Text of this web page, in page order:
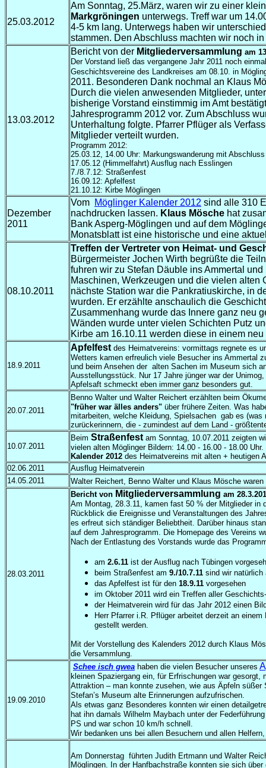
25.03.2012
Am Sonntag, 25.März, waren wir zu einer
Markgröningen unterwegs. Treff war um
4-5 km lang. Unterwegs haben wir
stammen. Den Abschluss machten wir noch
13.03.2012
Bericht von der Mitgliederversammlung am
Der Vorstand ließ das vergangene Jahr 2011 noch
Geschichtsvereine des Landkreises am 08.10. in
2011. Besonderen Dank nochmal an Klaus
Durch die vielen anwesenden Mitglieder,
bisherige Vorstand einstimmig im Amt
Jahresprogramm 2012 vor. Zum Abschluss
Unterhaltung folgte. Pfarrer Pflüger als
Mitglieder verteilt wurden.
Programm 2012:
25.03.12, 14.00 Uhr: Markungswanderung mit
17.05.12 (Himmelfahrt) Ausflug nach Esslingen
7./8.7.12: Straßenfest
16.09.12: Apfelfest
21.10.12: Kirbe Möglingen
Dezember
2011
Vom Möglinger Kalender 2012 sind alle 310
nachdrucken lassen. Klaus Mösche hat
Bank Asperg-Möglingen und auf dem
Monatsblatt ist eine historische und eine
08.10.2011
Treffen der Vertreter von Heimat- und
Bürgermeister Jochen Wirth begrüßte die
fuhren wir zu Stefan Däuble ins Ammertal
Maschinen, Werkzeugen und die vielen alten
nächste Station war die Pankratiuskirche, in
wurden. Er erzählte anschaulich die
Zusammenhang wurde das Innere ganz neu
Wänden wurde unter vielen Schichten Putz
Kirbe am 16.10.11 werden diese in einem
18.9.2011
Apfelfest des Heimatvereins: vormittags regnete es
Wetters kamen erfreulich viele Besucher ins Ammertal
und beim Ansehen der alten Sachen im Museum sich
Ausstellungsstück. Nur 17 Jahre jünger war der
Apfelsaft schmeckt eben immer ganz besonders gut.
20.07.2011
Benno Walter und Walter Reichert erzählten beim
"früher war älles anders" über frühere Zeiten. Was
mitarbeiten, welche Kleidung, Spielsachen gab es
zurückerinnern, die - zumindest auf dem Land -
10.07.2011
Beim Straßenfest am Sonntag, 10.07.2011 zeigten
vielen alten Möglinger Bildern: 14.00 - 16.00 - 18.00
Kalender 2012 des Heimatvereins mit alten + heutigen
02.06.2011
Ausflug Heimatverein
14.05.2011
Walter Reichert, Benno Walter und Klaus Mösche waren
28.03.2011
Bericht von Mitgliederversammlung am 28.3
Am Montag, 28.3.11, kamen fast 50 % der Mitglieder in
Rückblick die Ereignisse und Veranstaltungen des
es erfreut sich ständiger Beliebtheit. Darüber hinaus
auf dem Jahresprogramm. Die Homepage des Vereins
Nach der Entlastung des Vorstands wurde das
am 2.6.11 ist der Ausflug nach Tübingen
beim Straßenfest am 9./10.7.11 sind wir natürlich
das Apfelfest ist für den 18.9.11 vorgesehen
im Oktober 2011 wird ein Treffen aller
der Heimatverein wird für das Jahr 2012 einen
Herr Pfarrer i.R. Pflüger arbeitet derzeit an
gestellt werden.
Mit der Vorstellung des Kalenders 2012 durch Klaus
die Versammlung.
19.09.2010
Schee isch gwea haben die vielen Besucher unseres
kleinen Spaziergang ein, für Erfrischungen war
Attraktion – man konnte zusehen, wie aus Äpfeln
Stefan’s Museum alte Erinnerungen aufzufrischen.
Als etwas ganz Besonderes konnten wir einen
hat ihn damals Wilhelm Maybach unter der
PS und war schon 10 km/h schnell.
Wir bedanken uns bei allen Besuchern und allen
Am Donnerstag führten Judith Ertmann und Walter
Möglingen. In der Hanfbachstraße konnten sie sich